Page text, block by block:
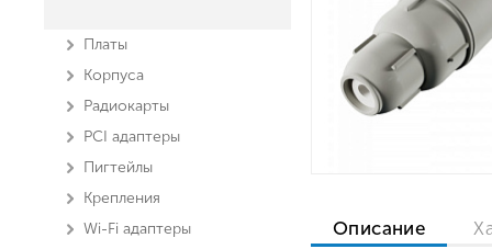
Платы
Корпуса
Радиокарты
PCI адаптеры
Пигтейлы
Крепления
Wi-Fi адаптеры
Описание